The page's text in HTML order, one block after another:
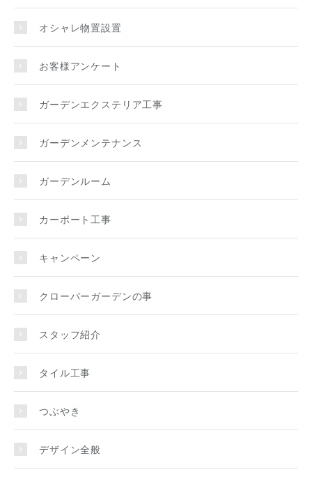
オシャレ物置設置
お客様アンケート
ガーデンエクステリア工事
ガーデンメンテナンス
ガーデンルーム
カーポート工事
キャンペーン
クローバーガーデンの事
スタッフ紹介
タイル工事
つぶやき
デザイン全般